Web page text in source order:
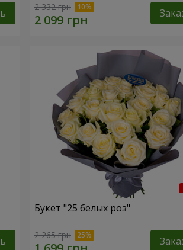
2 332 грн
Букет "25 белых роз"
2 265 грн